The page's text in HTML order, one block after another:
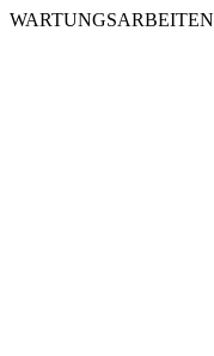
WARTUNGSARBEITEN